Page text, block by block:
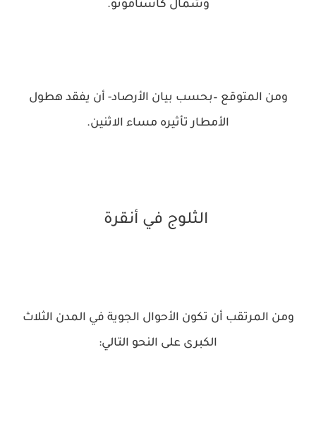
وشمال كاستامونو.
ومن المتوقع –بحسب بيان الأرصاد- أن يفقد هطول
الأمطار تأثيره مساء الاثنين.
الثلوج في أنقرة
ومن المرتقب أن تكون الأحوال الجوية في المدن الثلاث
الكبرى على النحو التالي: